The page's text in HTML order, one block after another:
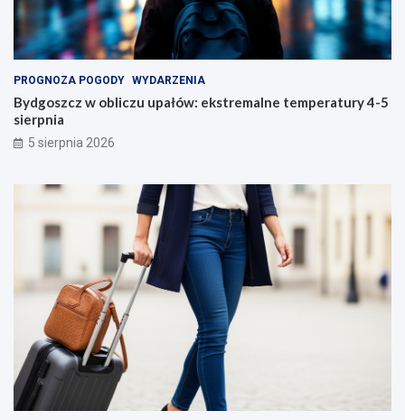
PROGNOZA POGODY WYDARZENIA
Bydgoszcz w obliczu upałów: ekstremalne temperatury 4-5
sierpnia
5 sierpnia 2026